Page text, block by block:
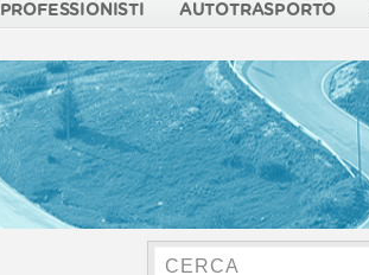
PROFESSIONISTI AUTOTRASPORTO